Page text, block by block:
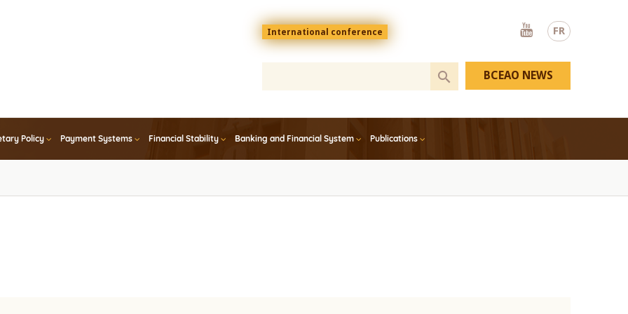
FR
Menu
top
En
International conference
Youtube
Policy Payment Systems Financial Stability Banking and Financial System Publications
BCEAO NEWS